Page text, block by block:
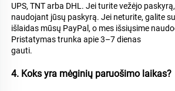
UPS, TNT arba DHL. Jei turite vežėjo
naudojant jūsų paskyrą. Jei neturite, galite
išlaidas mūsų PayPal, o mes išsiųsime
Pristatymas trunka apie 3–7 dienas
gauti.
4. Koks yra mėginių paruošimo laikas?